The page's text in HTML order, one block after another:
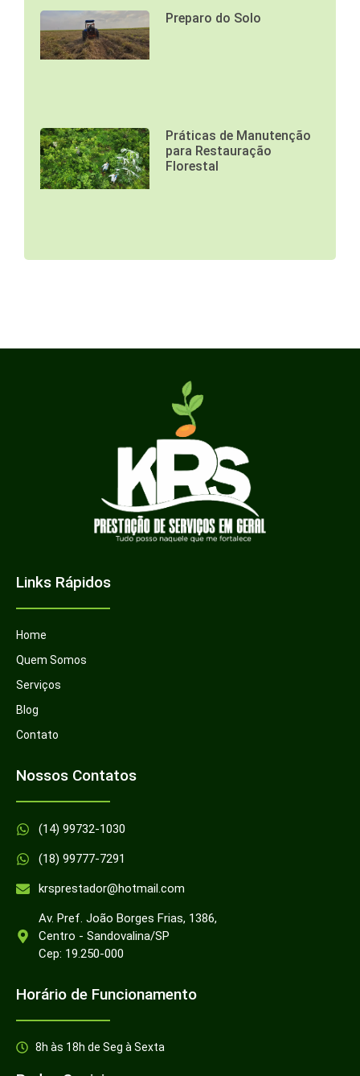
Preparo do Solo
Práticas de Manutenção
para Restauração
Florestal
Links Rápidos
Home
Quem Somos
Serviços
Blog
Contato
Nossos Contatos
(14) 99732-1030
(18) 99777-7291
krsprestador@hotmail.com
Av. Pref. João Borges Frias, 1386,
Centro - Sandovalina/SP
Cep: 19.250-000
Horário de Funcionamento
8h às 18h de Seg à Sexta